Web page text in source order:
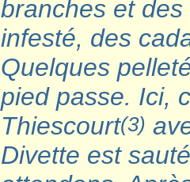
branches et
infesté, des
Quelques
pied passe. Ici,
Thiescourt(3)
Divette est